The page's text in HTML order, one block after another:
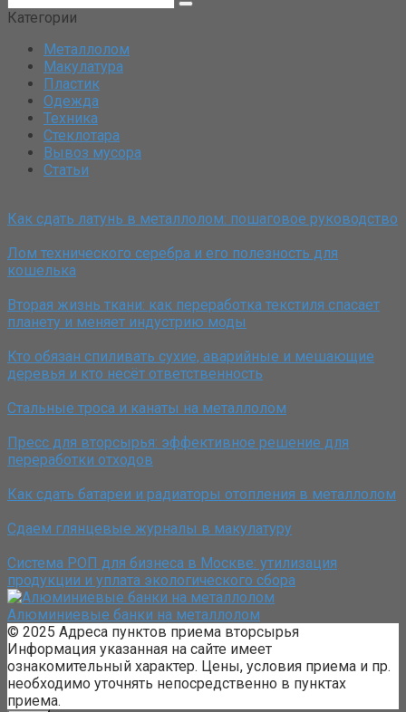
Категории
Металлолом
Макулатура
Пластик
Одежда
Техника
Стеклотара
Вывоз мусора
Статьи
Как сдать латунь в металлолом: пошаговое руководство
Лом технического серебра и его полезность для
кошелька
Вторая жизнь ткани: как переработка текстиля спасает
планету и меняет индустрию моды
Кто обязан спиливать сухие, аварийные и мешающие
деревья и кто несёт ответственность
Стальные троса и канаты на металлолом
Пресс для вторсырья: эффективное решение для
переработки отходов
Как сдать батареи и радиаторы отопления в металлолом
Сдаем глянцевые журналы в макулатуру
Система РОП для бизнеса в Москве: утилизация
продукции и уплата экологического сбора
Алюминиевые банки на металлолом
© 2025 Адреса пунктов приема вторсырья
Информация указанная на сайте имеет
ознакомительный характер. Цены, условия приема и пр.
необходимо уточнять непосредственно в пунктах
приема.